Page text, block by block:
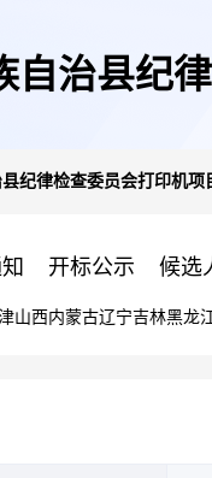
自治县纪
纪律检查委员会打印机项
开标公示 候选
山西内蒙古辽宁吉林黑龙